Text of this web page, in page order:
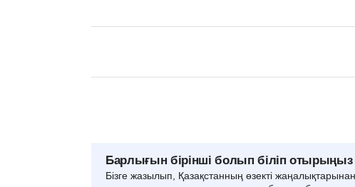
Барлығын бірінші болып біліп отырыңыз
Бізге жазылып, Қазақстанның өзекті